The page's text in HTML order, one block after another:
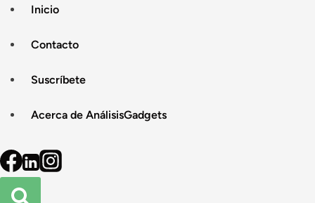
Inicio
Contacto
Suscríbete
Acerca de AnálisisGadgets